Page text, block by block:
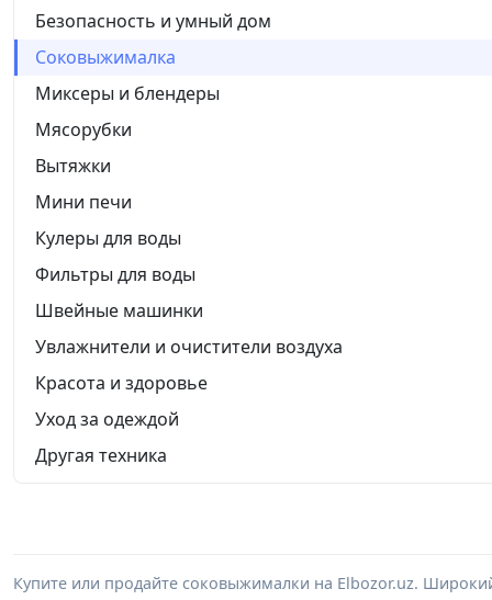
Безопасность и умный дом
Соковыжималка
Миксеры и блендеры
Мясорубки
Вытяжки
Мини печи
Кулеры для воды
Фильтры для воды
Швейные машинки
Увлажнители и очистители воздуха
Красота и здоровье
Уход за одеждой
Другая техника
Купите или продайте соковыжималки на Elbozor.uz.